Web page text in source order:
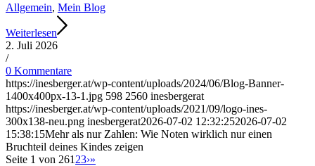
Allgemein, Mein Blog
Weiterlesen
2. Juli 2026
/
0 Kommentare
https://inesberger.at/wp-content/uploads/2024/06/Blog-Banner-
1400x400px-13-1.jpg 598 2560 inesbergerat
https://inesberger.at/wp-content/uploads/2021/09/logo-ines-
300x138-neu.png inesbergerat2026-07-02 12:32:252026-07-02
15:38:15Mehr als nur Zahlen: Wie Noten wirklich nur einen
Bruchteil deines Kindes zeigen
Seite 1 von 261 23›»